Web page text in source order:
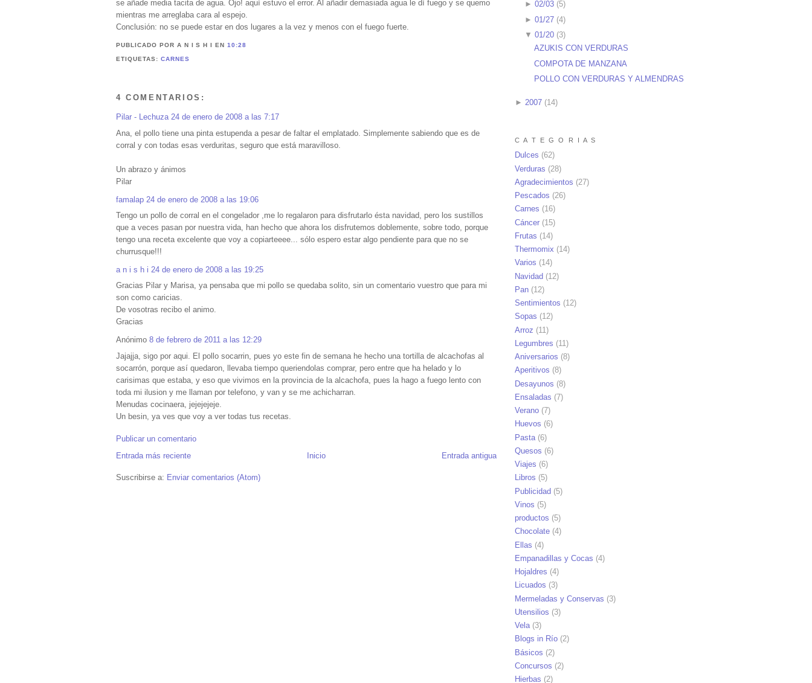
se añade media tacita de agua. Ojo! aquí estuvo el error. Al añadir demasiada agua le dí fuego y se quemo
mientras me arreglaba cara al espejo.
Conclusión: no se puede estar en dos lugares a la vez y menos con el fuego fuerte.
PUBLICADO POR A N I S H IEN10:28
ETIQUETAS: CARNES
4 COMENTARIOS:
Pilar - Lechuza 24 de enero de 2008 a las 7:17
Ana, el pollo tiene una pinta estupenda a pesar de faltar el emplatado. Simplemente sabiendo que es de
corral y con todas esas verduritas, seguro que está maravilloso.
Un abrazo y ánimos
Pilar
famalap 24 de enero de 2008 a las 19:06
Tengo un pollo de corral en el congelador ,me lo regalaron para disfrutarlo ésta navidad, pero los sustillos
que a veces pasan por nuestra vida, han hecho que ahora los disfrutemos doblemente, sobre todo, porque
tengo una receta excelente que voy a copiarteeee... sólo espero estar algo pendiente para que no se
churrusque!!!
a n i s h i 24 de enero de 2008 a las 19:25
Gracias Pilar y Marisa, ya pensaba que mi pollo se quedaba solito, sin un comentario vuestro que para mi
son como caricias.
De vosotras recibo el animo.
Gracias
Anónimo 8 de febrero de 2011 a las 12:29
Jajajja, sigo por aqui. El pollo socarrin, pues yo este fin de semana he hecho una tortilla de alcachofas al
socarrón, porque así quedaron, llevaba tiempo queriendolas comprar, pero entre que ha helado y lo
carisimas que estaba, y eso que vivimos en la provincia de la alcachofa, pues la hago a fuego lento con
toda mi ilusion y me llaman por telefono, y van y se me achicharran.
Menudas cocinaera, jejejejeje.
Un besin, ya ves que voy a ver todas tus recetas.
Publicar un comentario
Entrada más reciente
Entrada antigua
Inicio
Suscribirse a: Enviar comentarios (Atom)
► 02/03(5)
► 01/27(4)
▼ 01/20(3)
AZUKIS CON VERDURAS
COMPOTA DE MANZANA
POLLO CON VERDURAS Y ALMENDRAS
► 2007 (14)
C A T E G O R I A S
Dulces (62)
Verduras (28)
Agradecimientos (27)
Pescados (26)
Carnes (16)
Cáncer (15)
Frutas (14)
Thermomix (14)
Varios (14)
Navidad (12)
Pan (12)
Sentimientos (12)
Sopas (12)
Arroz (11)
Legumbres (11)
Aniversarios (8)
Aperitivos (8)
Desayunos (8)
Ensaladas (7)
Verano (7)
Huevos (6)
Pasta (6)
Quesos (6)
Viajes (6)
Libros (5)
Publicidad (5)
Vinos (5)
productos (5)
Chocolate (4)
Ellas (4)
Empanadillas y Cocas (4)
Hojaldres (4)
Licuados (3)
Mermeladas y Conservas (3)
Utensilios (3)
Vela(3)
Blogs in Río (2)
Básicos (2)
Concursos (2)
Hierbas (2)